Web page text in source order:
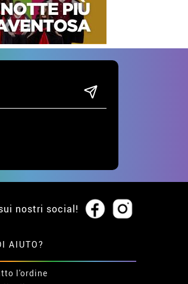
nostri social!
AIUTO?
l'ordine